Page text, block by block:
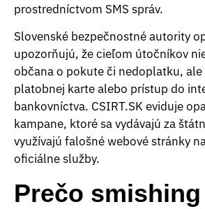
prostredníctvom SMS správ.
Slovenské bezpečnostné autority
upozorňujú, že cieľom útočníkov
občana o pokute či nedoplatku, ale
platobnej karte alebo prístup do
bankovníctva. CSIRT.SK eviduje
kampane, ktoré sa vydávajú za
využívajú falošné webové stránky
oficiálne služby.
Prečo smishing